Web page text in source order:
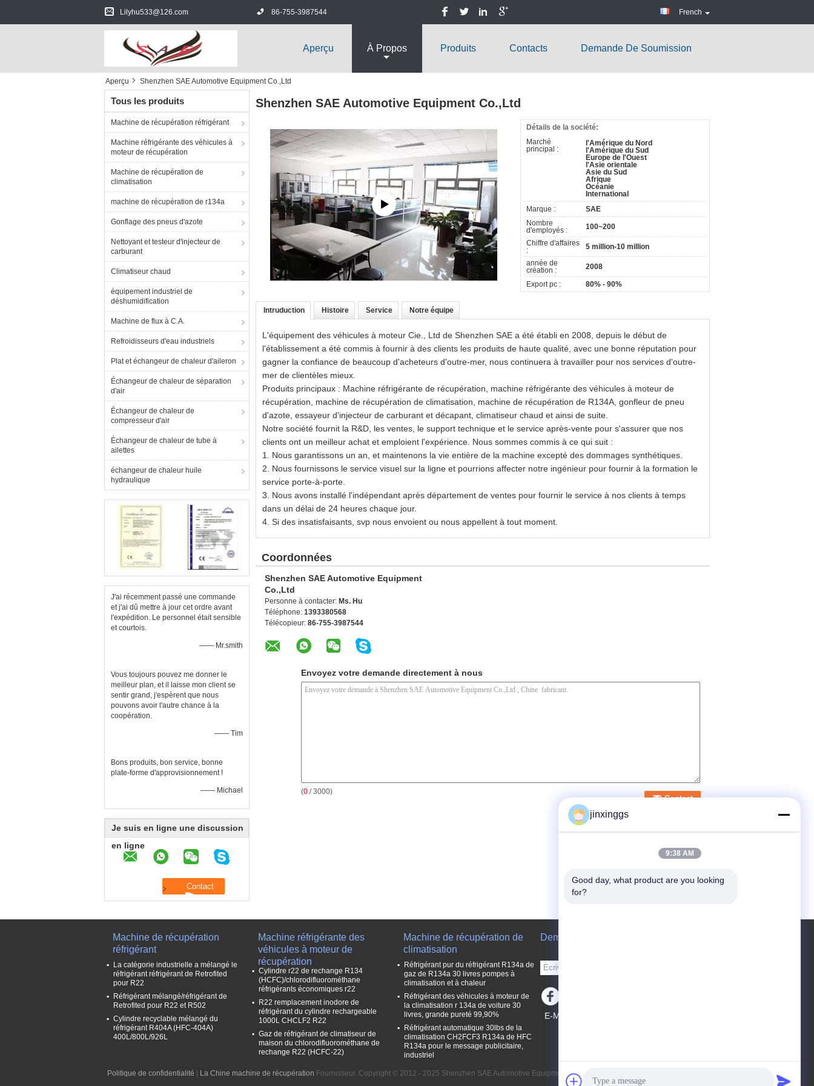
Lilyhu533@126.com 86-755-3987544 French
Aperçu À Propos Produits Contacts Demande De Soumission
Aperçu Shenzhen SAE Automotive Equipment Co.,Ltd
Tous les produits
Machine de récupération réfrigérant
Machine réfrigérante des véhicules à
moteur de récupération
Machine de récupération de
climatisation
machine de récupération de r134a
Gonflage des pneus d'azote
Nettoyant et testeur d'injecteur de
carburant
Climatiseur chaud
équipement industriel de
déshumidification
Machine de flux à C.A.
Refroidisseurs d'eau industriels
Plat et échangeur de chaleur d'aileron
Échangeur de chaleur de séparation
d'air
Échangeur de chaleur de
compresseur d'air
Échangeur de chaleur de tube à
ailettes
échangeur de chaleur huile
hydraulique
J'ai récemment passé une commande
et j'ai dû mettre à jour cet ordre avant
l'expédition. Le personnel était sensible
et courtois.
—— Mr.smith
Vous toujours pouvez me donner le
meilleur plan, et il laisse mon client se
sentir grand, j'espèrent que nous
pouvons avoir l'autre chance à la
coopération.
—— Tim
Bons produits, bon service, bonne
plate-forme d'approvisionnement !
—— Michael
Je suis en ligne une discussion
en ligne
Shenzhen SAE Automotive Equipment Co.,Ltd
Détails de la société:
Marché
principal :
l'Amérique du Nord
l'Amérique du Sud
Europe de l'Ouest
l'Asie orientale
Asie du Sud
Afrique
Océanie
International
Marque :
SAE
Nombre
d'employés :
100~200
Chiffre d'affaires
:
5 million-10 million
année de
création :
2008
Export pc : 80% - 90%
Intruduction Histoire Service Notre équipe
L'équipement des véhicules à moteur Cie., Ltd de Shenzhen SAE a été établi en 2008, depuis le début de
l'établissement a été commis à fournir à des clients les produits de haute qualité, avec une bonne réputation pour
gagner la confiance de beaucoup d'acheteurs d'outre-mer, nous continuera à travailler pour nos services d'outre-
mer de clientèles mieux.
Produits principaux : Machine réfrigérante de récupération, machine réfrigérante des véhicules à moteur de
récupération, machine de récupération de climatisation, machine de récupération de R134A, gonfleur de pneu
d'azote, essayeur d'injecteur de carburant et décapant, climatiseur chaud et ainsi de suite.
Notre société fournit la R&D, les ventes, le support technique et le service après-vente pour s'assurer que nos
clients ont un meilleur achat et emploient l'expérience. Nous sommes commis à ce qui suit :
1. Nous garantissons un an, et maintenons la vie entière de la machine excepté des dommages synthétiques.
2. Nous fournissons le service visuel sur la ligne et pourrions affecter notre ingénieur pour fournir à la formation le
service porte-à-porte.
3. Nous avons installé l'indépendant après département de ventes pour fournir le service à nos clients à temps
dans un délai de 24 heures chaque jour.
4. Si des insatisfaisants, svp nous envoient ou nous appellent à tout moment.
Coordonnées
Shenzhen SAE Automotive Equipment
Co.,Ltd
Personne à contacter: Ms. Hu
Téléphone: 1393380568
Télécopieur: 86-755-3987544
Envoyez votre demande directement à nous
(0 / 3000)
Machine de récupération
réfrigérant
La catégorie industrielle a mélangé le
réfrigérant réfrigérant de Retrofited
pour R22
Réfrigérant mélangé/réfrigérant de
Retrofited pour R22 et R502
Cylindre recyclable mélangé du
réfrigérant R404A (HFC-404A)
400L/800L/926L
Machine réfrigérante des
véhicules à moteur de
récupération
Cylindre r22 de rechange R134
(HCFC)/chlorodifluorométhane
réfrigérants économiques r22
R22 remplacement inodore de
réfrigérant du cylindre rechargeable
1000L CHCLF2 R22
Gaz de réfrigérant de climatiseur de
maison du chlorodifluorométhane de
rechange R22 (HCFC-22)
Machine de récupération de
climatisation
Réfrigérant pur du réfrigérant R134a de
gaz de R134a 30 livres pompes à
climatisation et à chaleur
Réfrigérant des véhicules à moteur de
la climatisation r 134a de voiture 30
livres, grande pureté 99,90%
Réfrigérant automatique 30lbs de la
climatisation CH2FCF3 R134a de HFC
R134a pour le message publicitaire,
industriel
Demande de soumission
E-Mail
Politique de confidentialité | La Chine machine de récupération Fournisseur. Copyright © 2012 - 2025 Shenzhen SAE Automotive Equipment Co.,Ltd. All Rights Reserved. Developed
jinxinggs
9:38 AM
Good day, what product are you looking
for?